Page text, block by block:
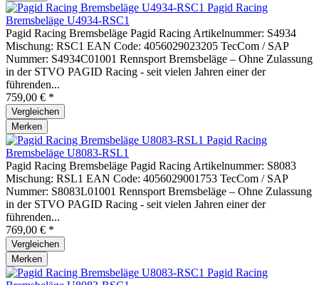
Pagid Racing
Bremsbeläge U4934-RSC1
Pagid Racing Bremsbeläge Pagid Racing Artikelnummer: S4934
Mischung: RSC1 EAN Code: 4056029023205 TecCom / SAP
Nummer: S4934C01001 Rennsport Bremsbeläge – Ohne Zulassung
in der STVO PAGID Racing - seit vielen Jahren einer der
führenden...
759,00 € *
Vergleichen
Merken
Pagid Racing
Bremsbeläge U8083-RSL1
Pagid Racing Bremsbeläge Pagid Racing Artikelnummer: S8083
Mischung: RSL1 EAN Code: 4056029001753 TecCom / SAP
Nummer: S8083L01001 Rennsport Bremsbeläge – Ohne Zulassung
in der STVO PAGID Racing - seit vielen Jahren einer der
führenden...
769,00 € *
Vergleichen
Merken
Pagid Racing